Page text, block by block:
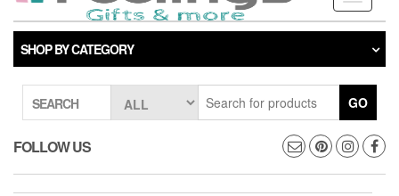
SHOP BY CATEGORY
SEARCH GO
FOLLOW US